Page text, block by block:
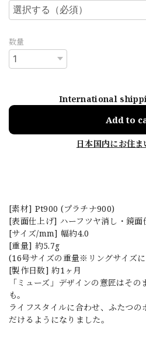
数量
International
Add to
日本国内にお住
[素材] Pt900 (プラチナ900)
[表面仕上げ] ハーフツヤ消し・鏡面
[サイズ/mm] 幅約4.0
[重量] 約5.7g
(16号サイズの重量※リングサイズに
[製作日数] 約1ヶ月
「ミューズ」デザインの意匠はそ
も。
ライフスタイルに合わせ、ふたつ
だけるようになりました。